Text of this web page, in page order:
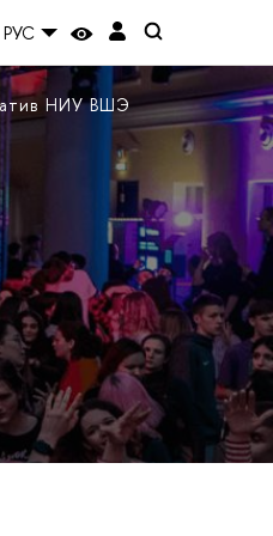
РУС
НИУ ВШЭ